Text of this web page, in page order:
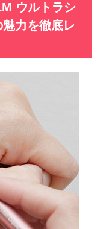
ウルトラシ
力を徹底レ